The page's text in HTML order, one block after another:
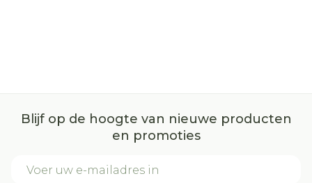
Blijf op de hoogte van nieuwe producten
en promoties